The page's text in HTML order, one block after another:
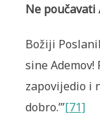
Ne poučavati
Božiji
sine Ademov!
zapovijedio i
dobro.’”[71]